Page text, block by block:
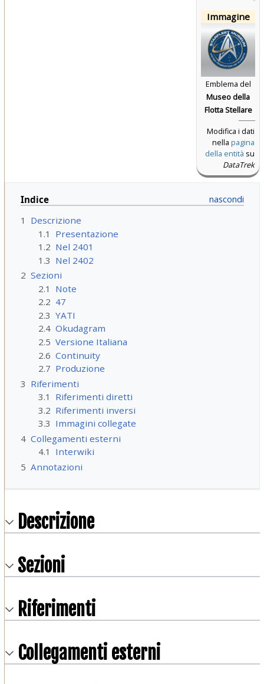
Immagine
Emblema del
Museo della
Flotta Stellare
Modifica i dati
nella pagina
della entità su
DataTrek
Indice
1
Descrizione
1.1
Presentazione
1.2 Nel 2401
1.3 Nel 2402
2 Sezioni
2.1
Note
2.2 47
2.3 YATI
2.4 Okudagram
2.5 Versione Italiana
2.6 Continuity
2.7 Produzione
3 Riferimenti
3.1
Riferimenti diretti
3.2 Riferimenti inversi
3.3 Immagini collegate
4 Collegamenti esterni
4.1
Interwiki
5 Annotazioni
Descrizione
Sezioni
Riferimenti
Collegamenti esterni